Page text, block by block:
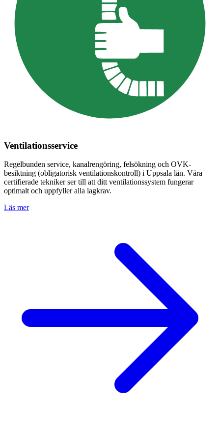
Ventilationsservice
Regelbunden service, kanalrengöring, felsökning och OVK-
besiktning (obligatorisk ventilationskontroll) i Uppsala län. Våra
certifierade tekniker ser till att ditt ventilationssystem fungerar
optimalt och uppfyller alla lagkrav.
Läs mer